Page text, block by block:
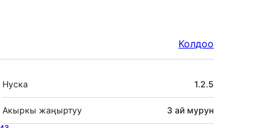
Колдоо
Мета
Нуска 1.2.5
Акыркы жаңыртуу 3 ай мурун